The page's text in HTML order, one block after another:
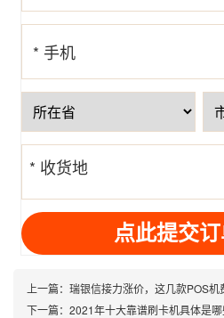
* 手机
号
* 收货地
址
上一篇： 瑞银信接力涨价，这几款POS机
下一篇： 2021年十大靠谱刷卡机具体是哪